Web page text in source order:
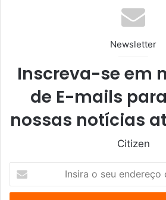
Newsletter
Inscreva-se em
de E-mails
nossas notícias
Citizen
s